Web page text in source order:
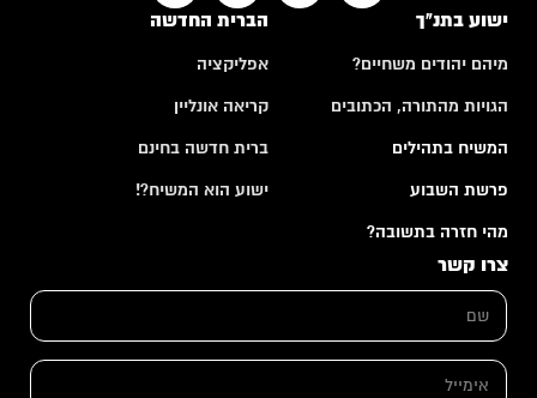
ישוע בתנ"ך
מיהם יהודים משחיים?
הגויות מהתורה, הכתובים
המשיח בתהילים
פרשת השבוע
מהי חזרה בתשובה?
הברית החדשה
אפליקציה
קריאה אונליין
ברית חדשה בחינם
ישוע הוא המשיח?!
צרו קשר
ש
*
א